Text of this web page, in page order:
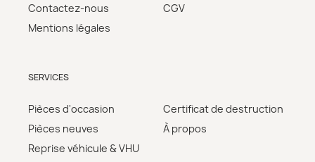
Contactez-nous
Mentions légales
CGV
SERVICES
Pièces d'occasion
Pièces neuves
Reprise véhicule & VHU
Certificat de destruction
À propos